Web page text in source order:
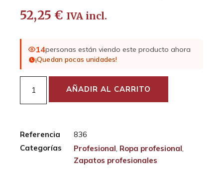
52,25 € IVA incl.
14personas están viendo este producto ahora
¡Quedan pocas unidades!
AÑADIR AL CARRITO
Referencia
836
Categorías
Profesional, Ropa profesional,
Zapatos profesionales